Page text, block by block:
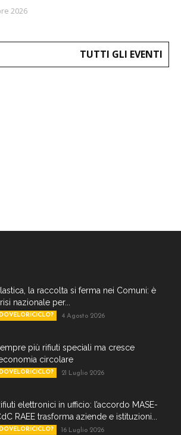
2026
TUTTI GLI EVENTI
la raccolta si ferma nei Comuni: è
nazionale per...
DOVELORICICLO? 4 Agosto 2026
più rifiuti speciali ma cresce
circolare
DOVELORICICLO? 21 Luglio 2026
elettronici in ufficio: l’accordo MASE-
RAEE trasforma aziende e istituzioni...
DOVELORICICLO? 16 Luglio 2026